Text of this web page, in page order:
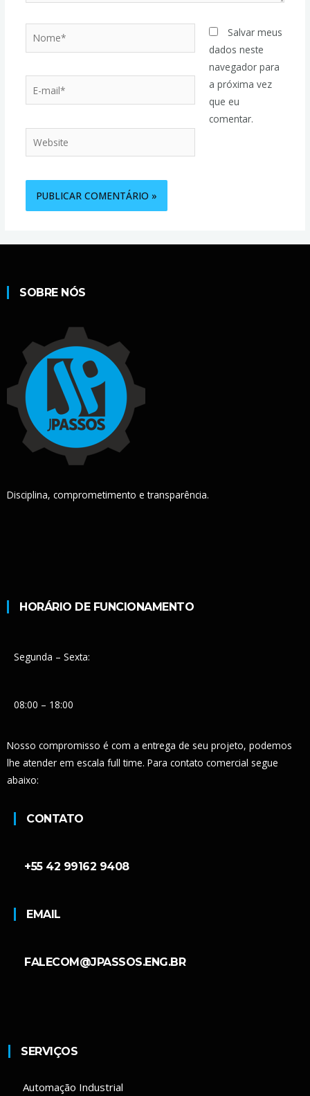
Salvar meus
dados neste
navegador para
a próxima vez
que eu
comentar.
SOBRE NÓS
Disciplina, comprometimento e transparência.
HORÁRIO DE FUNCIONAMENTO
Segunda – Sexta:
08:00 – 18:00
Nosso compromisso é com a entrega de seu projeto, podemos
lhe atender em escala full time. Para contato comercial segue
abaixo:
CONTATO
+55 42 99162 9408
EMAIL
FALECOM@JPASSOS.ENG.BR
SERVIÇOS
Automação Industrial